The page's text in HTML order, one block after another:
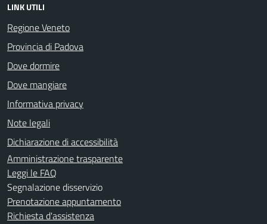
LINK UTILI
Regione Veneto
Provincia di Padova
Dove dormire
Dove mangiare
Informativa privacy
Note legali
Dichiarazione di accessibilità
Amministrazione trasparente
Leggi le FAQ
Segnalazione disservizio
Prenotazione appuntamento
Richiesta d'assistenza